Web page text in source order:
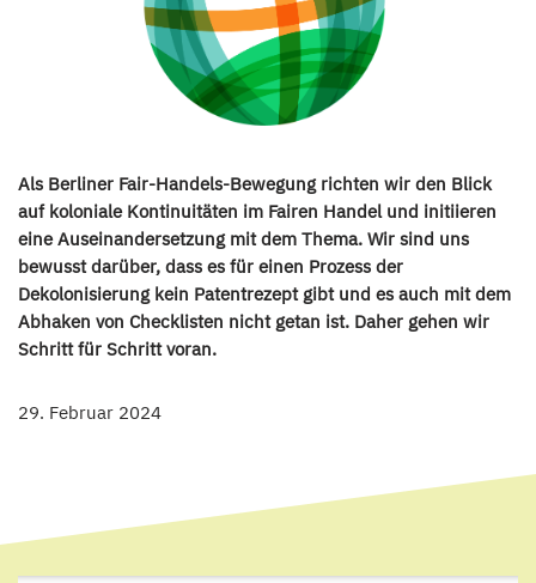
Als Berliner Fair-Handels-Bewegung richten wir den Blick
auf koloniale Kontinuitäten im Fairen Handel und initiieren
eine Auseinandersetzung mit dem Thema. Wir sind uns
bewusst darüber, dass es für einen Prozess der
Dekolonisierung kein Patentrezept gibt und es auch mit dem
Abhaken von Checklisten nicht getan ist. Daher gehen wir
Schritt für Schritt voran.
29. Februar 2024